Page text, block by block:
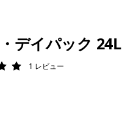
デイパック 24L
: 5 / 5 1 レビュー